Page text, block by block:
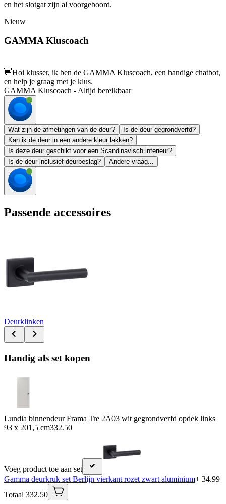
en het slotgat zijn al voorgeboord.
Nieuw
GAMMA Kluscoach
👋Hoi klusser, ik ben de GAMMA Kluscoach, een handige chatbot,
en help je graag met je klus.
GAMMA Kluscoach - Altijd bereikbaar
Wat zijn de afmetingen van de deur?
Is de deur gegrondverfd?
Kan ik de deur in een andere kleur lakken?
Is deze deur geschikt voor een Scandinavisch interieur?
Is de deur inclusief deurbeslag?
Andere vraag...
Passende accessoires
Deurklinken
Handig als set kopen
Lundia binnendeur Frama Tre 2A03 wit gegrondverfd opdek links
93 x 201,5 cm332.50
Voeg product toe aan set
Gamma deurkruk set Berlijn vierkant rozet zwart aluminium+ 34.99
Totaal 332.50